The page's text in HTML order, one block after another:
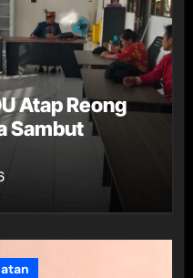
Atap Reong
Sambut